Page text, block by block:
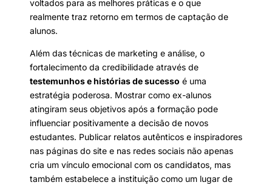
voltados para as melhores práticas e o que
realmente traz retorno em termos de captação de
alunos.
Além das técnicas de marketing e análise, o
fortalecimento da credibilidade através de
testemunhos e histórias de sucesso é uma
estratégia poderosa. Mostrar como ex-alunos
atingiram seus objetivos após a formação pode
influenciar positivamente a decisão de novos
estudantes. Publicar relatos autênticos e inspiradores
nas páginas do site e nas redes sociais não apenas
cria um vínculo emocional com os candidatos, mas
também estabelece a instituição como um lugar de